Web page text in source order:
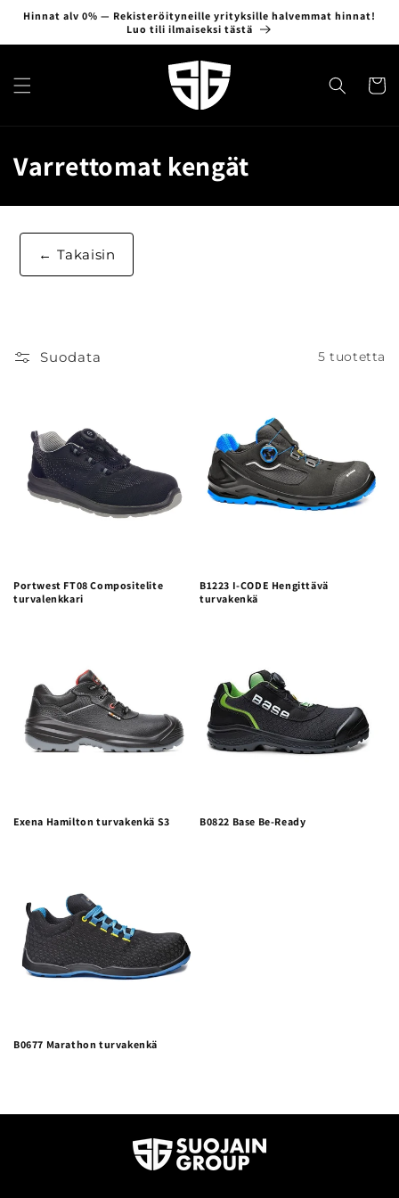
siirry
Hinnat alv 0% — Rekisteröityneille yrityksille halvemmat hinnat!
Luo tili ilmaiseksi tästä
K
o
k
o
m
Varrettomat kengät
Takaisin
Suodata 5 tuotetta
Portwest FT08 Compositelite
turvalenkkari
B1223 I-CODE Hengittävä
turvakenkä
Exena Hamilton turvakenkä S3 B0822 Base Be-Ready
B0677 Marathon turvakenkä